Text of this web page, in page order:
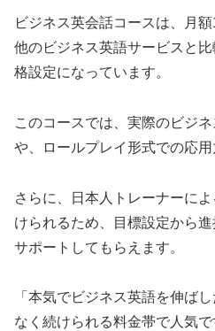
ビジネス英会話コースは、月
他のビジネス英語サービスと
格設定になっています。
このコースでは、実際のビジ
や、ロールプレイ形式での応用
さらに、日本人トレーナーに
けられるため、目標設定から
サポートしてもらえます。
「本気でビジネス英語を伸ば
なく続けられる料金帯で人気で